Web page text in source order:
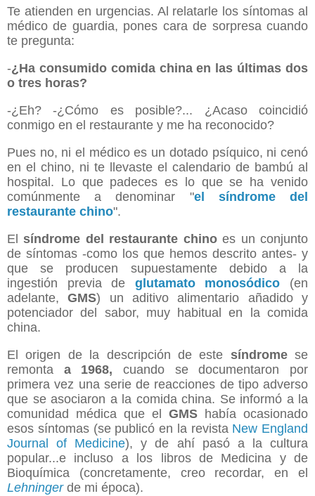
Te atienden en urgencias. Al relatarle los síntomas al
médico de guardia, pones cara de sorpresa cuando
te pregunta:
-¿Ha consumido comida china en las últimas dos
o tres horas?
-¿Eh? -¿Cómo es posible?... ¿Acaso coincidió
conmigo en el restaurante y me ha reconocido?
Pues no, ni el médico es un dotado psíquico, ni cenó
en el chino, ni te llevaste el calendario de bambú al
hospital. Lo que padeces es lo que se ha venido
comúnmente a denominar "el síndrome del
restaurante chino".
El síndrome del restaurante chinoes un conjunto
de síntomas -como los que hemos descrito antes- y
que se producen supuestamente debido a la
ingestión previa de glutamato monosódico (en
adelante,GMS) un aditivo alimentario añadido y
potenciador del sabor, muy habitual en la comida
china.
El origen de la descripción de este síndromese
remonta a 1968, cuando se documentaron por
primeravez una serie de reacciones de tipo adverso
que se asociaron a la comida china. Se informó a la
comunidad médica que el GMS había ocasionado
esos síntomas (se publicó en la revista New England
Journal of Medicine), y de ahí pasó a la cultura
popular...e incluso a los libros de Medicina y de
Bioquímica (concretamente, creo recordar, en el
Lehningerde mi época).